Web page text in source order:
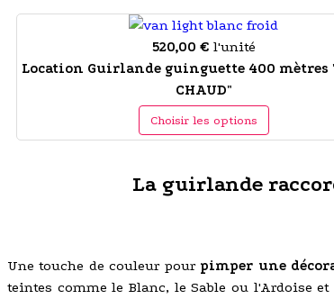
520,00 € l'unité
Location Guirlande guinguette 400 mètres
CHAUD"
Choisir les options
La guirlande
Une touche de couleur pour pimper une
teintes comme le Blanc, le Sable ou l'Ardoise